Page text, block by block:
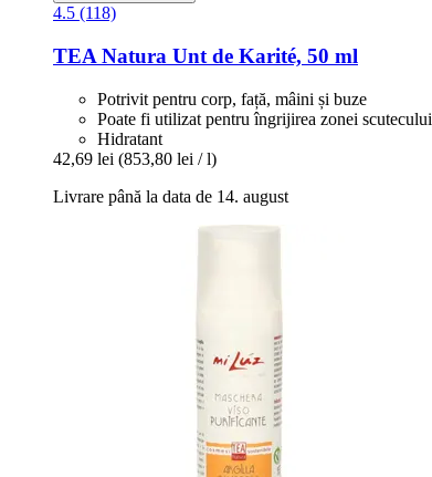
4.5 (118)
TEA Natura Unt de Karité, 50 ml
Potrivit pentru corp, față, mâini și buze
Poate fi utilizat pentru îngrijirea zonei scutecului
Hidratant
42,69 lei (853,80 lei / l)
Livrare până la data de 14. august